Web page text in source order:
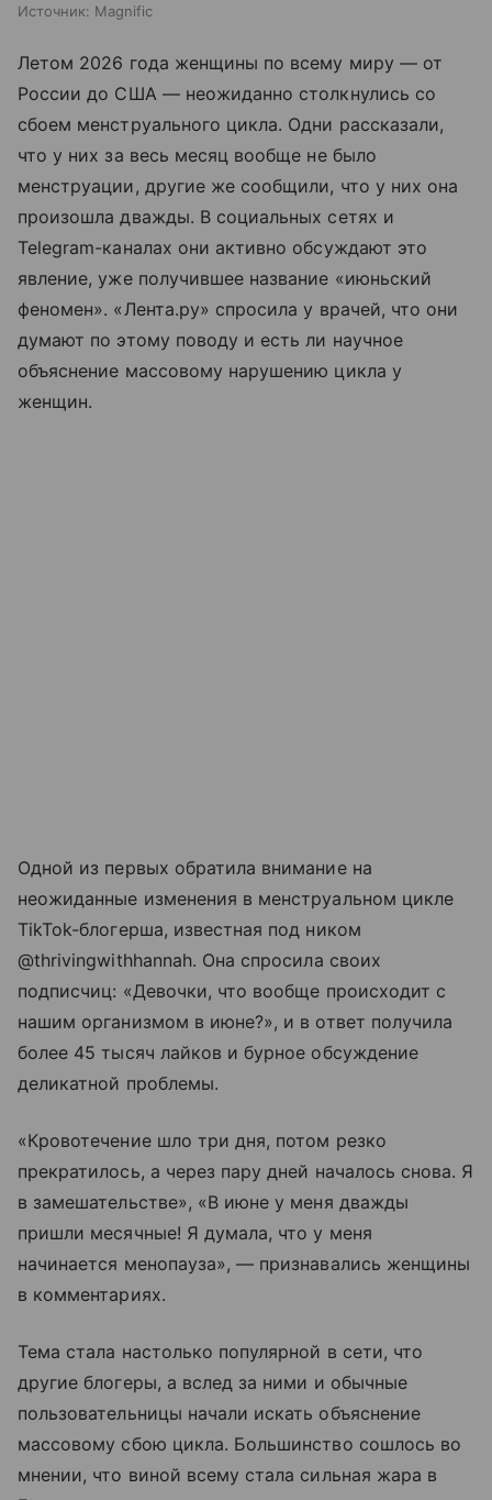
Источник: Magnific
Летом 2026 года женщины по всему миру — от
России до США — неожиданно столкнулись со
сбоем менструального цикла. Одни рассказали,
что у них за весь месяц вообще не было
менструации, другие же сообщили, что у них она
произошла дважды. В социальных сетях и
Telegram-каналах они активно обсуждают это
явление, уже получившее название «июньский
феномен». «Лента.ру» спросила у врачей, что они
думают по этому поводу и есть ли научное
объяснение массовому нарушению цикла у
женщин.
Одной из первых обратила внимание на
неожиданные изменения в менструальном цикле
TikTok-блогерша, известная под ником
@thrivingwithhannah. Она спросила своих
подписчиц: «Девочки, что вообще происходит с
нашим организмом в июне?», и в ответ получила
более 45 тысяч лайков и бурное обсуждение
деликатной проблемы.
«Кровотечение шло три дня, потом резко
прекратилось, а через пару дней началось снова. Я
в замешательстве», «В июне у меня дважды
пришли месячные! Я думала, что у меня
начинается менопауза», — признавались женщины
в комментариях.
Тема стала настолько популярной в сети, что
другие блогеры, а вслед за ними и обычные
пользовательницы начали искать объяснение
массовому сбою цикла. Большинство сошлось во
мнении, что виной всему стала сильная жара в